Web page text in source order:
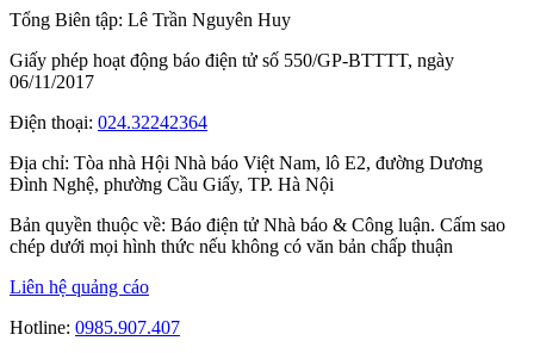
Tổng Biên tập: Lê Trần Nguyên Huy
Giấy phép hoạt động báo điện tử số 550/GP-BTTTT, ngày
06/11/2017
Điện thoại: 024.32242364
Địa chỉ: Tòa nhà Hội Nhà báo Việt Nam, lô E2, đường Dương
Đình Nghệ, phường Cầu Giấy, TP. Hà Nội
Bản quyền thuộc về: Báo điện tử Nhà báo & Công luận. Cấm sao
chép dưới mọi hình thức nếu không có văn bản chấp thuận
Liên hệ quảng cáo
Hotline: 0985.907.407